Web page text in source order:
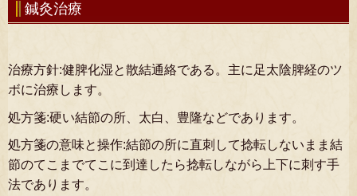
鍼灸治療
治療方針:健脾化湿と散結通絡である。主に足太陰脾経のツ
ボに治療します。
処方箋:硬い結節の所、太白、豊隆などであります。
処方箋の意味と操作:結節の所に直刺して捻転しないまま結
節のてこまでてこに到達したら捻転しながら上下に刺す手
法であります。